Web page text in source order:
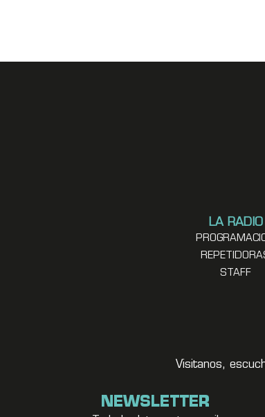
LA RADIO
STAFF
Visitanos,
NEWSLETTER